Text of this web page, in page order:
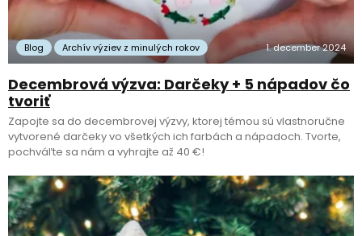
Blog Archív výziev z minulých rokov 1. december 2024
Decembrová výzva: Darčeky + 5 nápadov čo
tvoriť
Zapojte sa do decembrovej výzvy, ktorej témou sú vlastnoručne
vytvorené darčeky vo všetkých ich farbách a nápadoch. Tvorte,
pochváľte sa nám a vyhrajte až 40 €!